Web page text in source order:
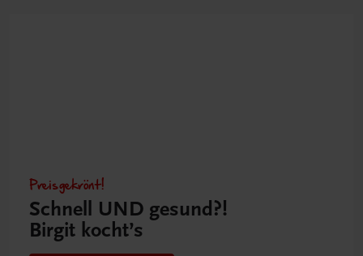
Preisgekrönt!
Schnell UND gesund?!
Birgit kocht’s